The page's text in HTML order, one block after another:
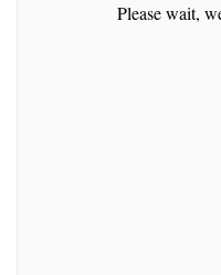
Please wait,